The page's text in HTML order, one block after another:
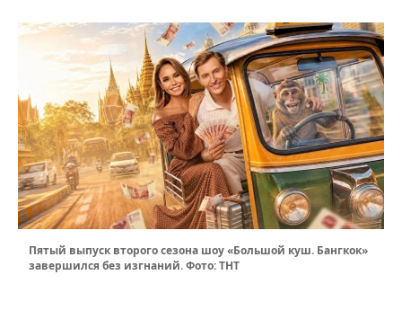
Пятый выпуск второго сезона шоу «Большой куш. Бангкок»
завершился без изгнаний. Фото: ТНТ